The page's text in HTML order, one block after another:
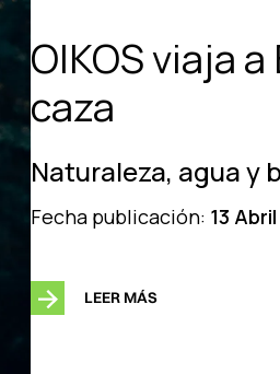
OIKOS viaja
caza
Naturaleza, agua y
Fecha publicación: 13
LEER MÁS